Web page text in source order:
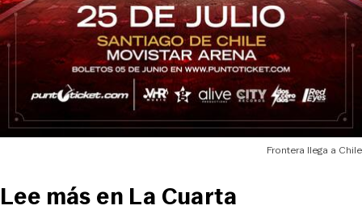
Frontera llega a Chile
Lee más en La Cuarta